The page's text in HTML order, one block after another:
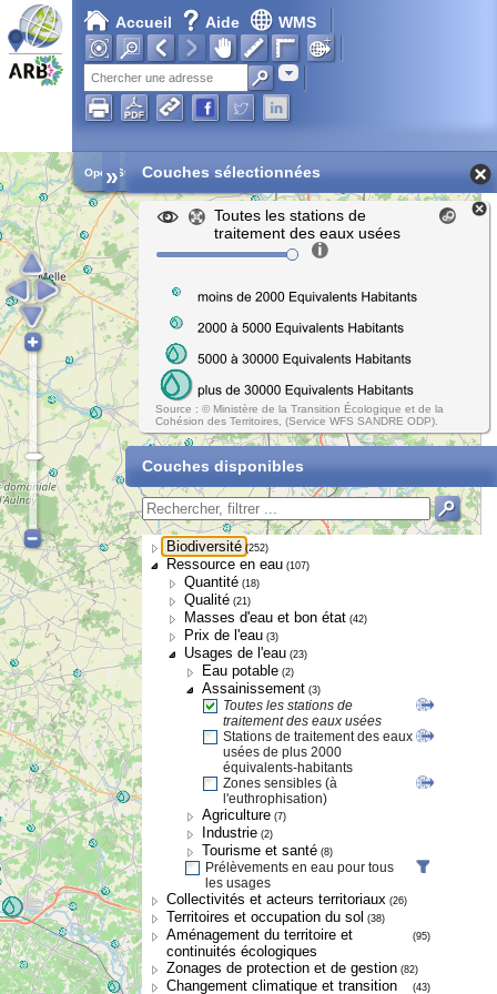
Accueil Aide WMS
Adresse
Open Street Map
» Couches sélectionnées
Toutes les stations de
traitement des eaux usées
Source : © Ministère de la Transition Écologique et de la
Cohésion des Territoires, (Service WFS SANDRE ODP).
Couches disponibles
Biodiversité (252)
Ressource en eau (107)
Quantité (18)
Qualité (21)
Masses d'eau et bon état (42)
Prix de l'eau (3)
Usages de l'eau (23)
Eau potable (2)
Assainissement (3)
Toutes les stations de
traitement des eaux usées
Stations de traitement des eaux
usées de plus 2000
équivalents-habitants
Zones sensibles (à
l'euthrophisation)
Agriculture (7)
Industrie (2)
Tourisme et santé (8)
Prélèvements en eau pour tous
les usages
Collectivités et acteurs territoriaux (26)
Territoires et occupation du sol (38)
Aménagement du territoire et
continuités écologiques
(95)
Zonages de protection et de gestion (82)
Changement climatique et transition (43)